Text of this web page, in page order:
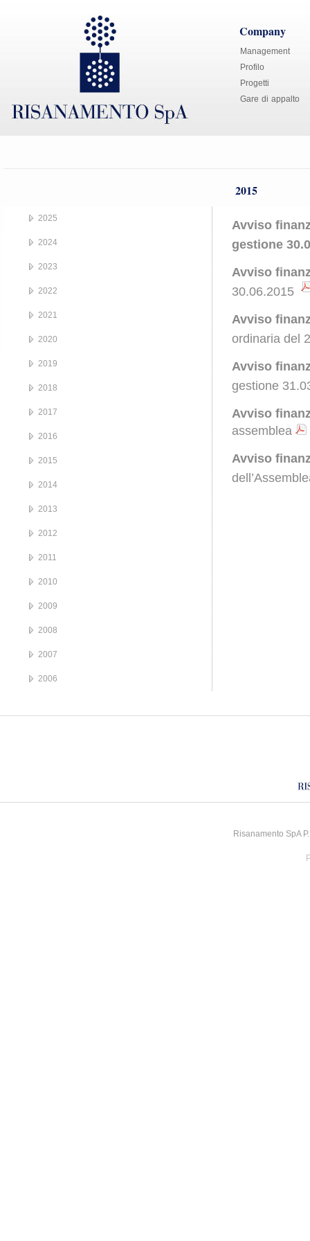
Company
Management
Profilo
Progetti
Gare di appalto
2015
Avviso
gestione
Avviso
30.06.2015
Avviso
ordinaria del
Avviso
gestione
Avviso
assemblea
Avviso
2025
2024
2023
2022
2021
2020
2019
2018
2017
2016
2015
2014
2013
2012
2011
2010
2009
2008
2007
2006
Risanamento SpA